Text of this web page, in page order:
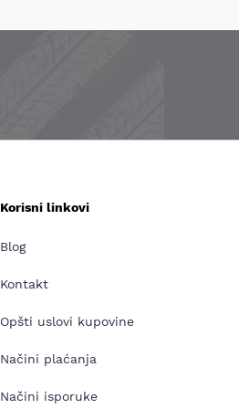
Korisni linkovi
Blog
Kontakt
Opšti uslovi kupovine
Načini plaćanja
Načini isporuke